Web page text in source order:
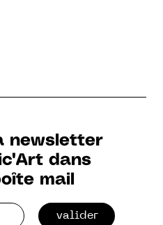
newsletter
dans
mail
valider